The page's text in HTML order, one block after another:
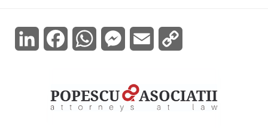
LinkedInFacebookWhatsAppMessenger
Email